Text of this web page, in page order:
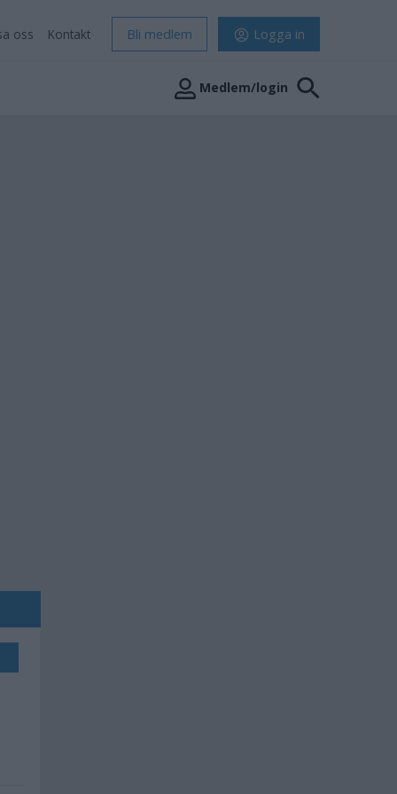
oss Kontakt Bli medlem Logga in
Medlem/login